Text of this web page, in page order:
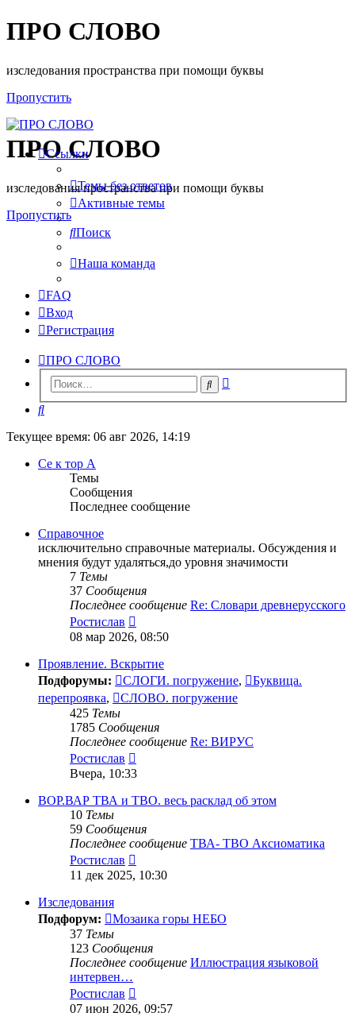
ПРО СЛОВО
изследования пространства при помощи буквы
Пропустить
ПРО СЛОВО
изследования пространства при помощи буквы
Пропустить
Ссылки
Темы без ответов
Активные темы
Поиск
Наша команда
FAQ
Вход
Регистрация
ПРО СЛОВО
Поиск
Поиск
Текущее время: 06 авг 2026, 14:19
Се к тор А
Темы
Сообщения
Последнее сообщение
Справочное
исключительно справочные материалы. Обсуждения и
мнения будут удаляться,до уровня значимости
7 Темы
37 Сообщения
Последнее сообщение Re: Словари древнерусского
Ростислав
к
сообщению
08 мар 2026, 08:50
Проявление. Вскрытие
Подфорумы:
СЛОГИ. погружение,
Буквица.
перепроявка,
СЛОВО. погружение
425 Темы
1785 Сообщения
Последнее сообщение Re: ВИРУС
Ростислав
к
сообщению
Вчера, 10:33
ВОР.ВАР ТВА и ТВО. весь расклад об этом
10 Темы
59 Сообщения
Последнее сообщение ТВА- ТВО Аксиоматика
Ростислав
к
11 дек 2025, 10:30
Изследования
Подфорум:
Мозаика горы НЕБО
37 Темы
123 Сообщения
Последнее сообщение Иллюстрация языковой
интервен…
Ростислав
к
07 июн 2026, 09:57